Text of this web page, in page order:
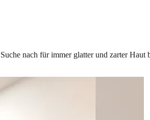
nach für immer glatter und zarter